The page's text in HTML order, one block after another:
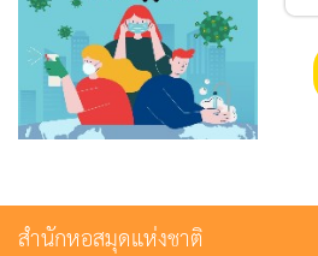
สำนักหอสมุดแห่งชาติ